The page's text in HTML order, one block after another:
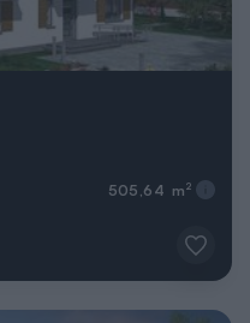
505,64 m 2